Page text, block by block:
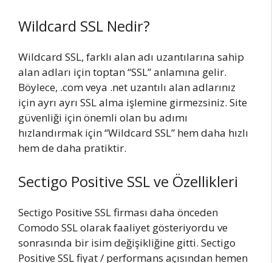
Wildcard SSL Nedir?
Wildcard SSL, farklı alan adı uzantılarına sahip
alan adları için toptan “SSL” anlamına gelir.
Böylece, .com veya .net uzantılı alan adlarınız
için ayrı ayrı SSL alma işlemine girmezsiniz. Site
güvenliği için önemli olan bu adımı
hızlandırmak için “Wildcard SSL” hem daha hızlı
hem de daha pratiktir.
Sectigo Positive SSL ve Özellikleri
Sectigo Positive SSL firması daha önceden
Comodo SSL olarak faaliyet gösteriyordu ve
sonrasında bir isim değişikliğine gitti. Sectigo
Positive SSL fiyat / performans açısından hemen